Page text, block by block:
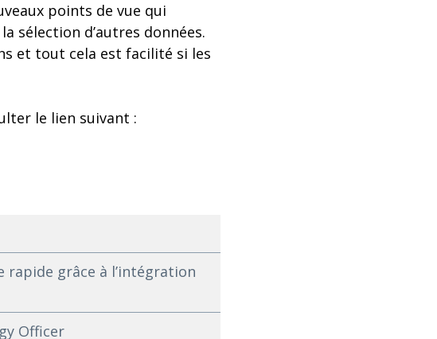
points de vue qui
sélection d’autres données.
et tout cela est facilité si les
le lien suivant :
rapide grâce à l’intégration
Officer